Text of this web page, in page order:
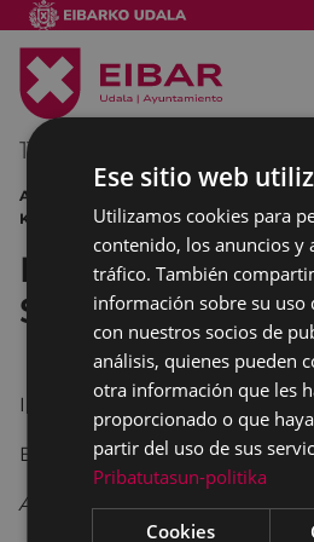
11/03/2015
ARRATE KULTUR ELKARTEA AEK
KORRIKA BERTSOLARIAK
Saioa
Iñigo Manzisidor, Julen
En la taberna KULTU
AEK Korrika, Arrate Kultur
Ese sitio web
Utilizamos cookies para
contenido, los anuncios y
tráfico. También
información sobre su uso
con nuestros socios de
análisis, quienes pueden
otra información que les
proporcionado o que
partir del uso de sus
Pribatutasun-politika
Cookies